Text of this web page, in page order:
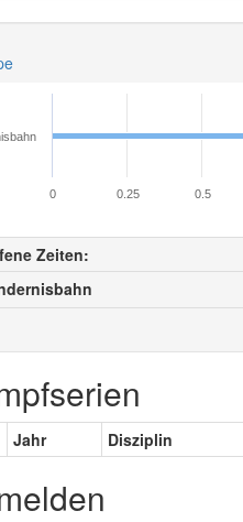
0 0.25 0.5
Zeiten:
Jahr Disziplin